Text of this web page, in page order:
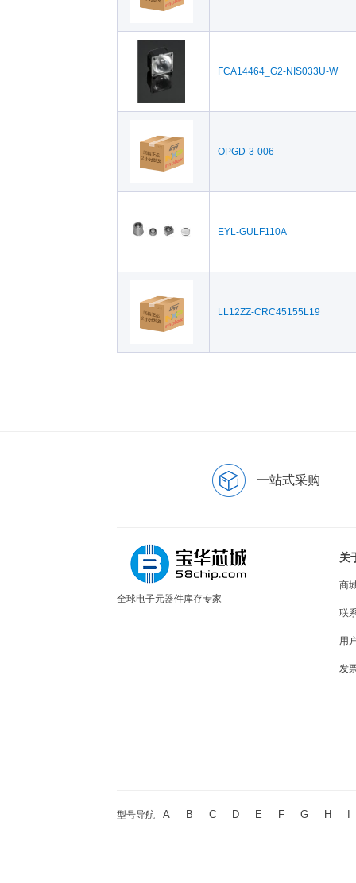
FCA14464_G2-NIS033U-W
OPGD-3-006
EYL-GULF110A
LL12ZZ-CRC45155L19
一站式采购
全球电子元器件库存专家
关
商
联
用
发
型号导航 A B C D E F G H